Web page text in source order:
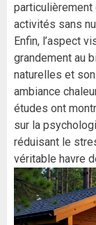
particulièrement
activités sans
Enfin, l’aspect
grandement au
naturelles et
ambiance
études ont
sur la
réduisant le
véritable havre